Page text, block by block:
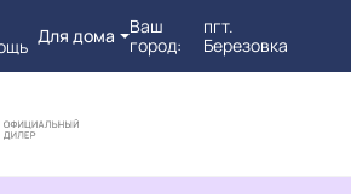
Для дома
Ваш
город:
пгт.
Березовка